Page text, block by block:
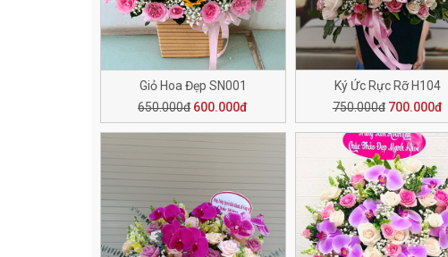
Giỏ Hoa Đẹp SN001
650.000đ 600.000đ
Ký Ức Rực Rỡ H104
750.000đ 700.000đ